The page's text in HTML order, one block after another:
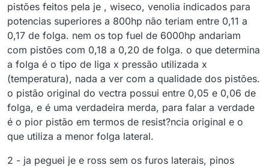
pistões feitos pela je , wiseco, venolia indicados para
potencias superiores a 800hp não teriam entre 0,11 a
0,17 de folga. nem os top fuel de 6000hp andariam
com pistões com 0,18 a 0,20 de folga. o que determina
a folga é o tipo de liga x pressão utilizada x
(temperatura), nada a ver com a qualidade dos pistões.
o pistão original do vectra possui entre 0,05 e 0,06 de
folga, e é uma verdadeira merda, para falar a verdade
é o pior pistão em termos de resist?ncia original e o
que utiliza a menor folga lateral.
2 - ja peguei je e ross sem os furos laterais, pinos